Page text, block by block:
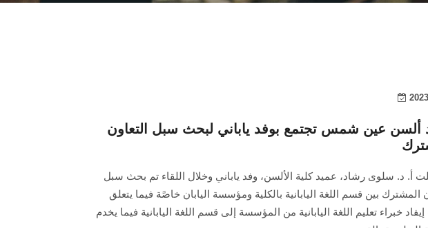
ألسن عين شمس تجتمع بوفد ياباني لبحث سبل التعاون
أ. د. سلوى رشاد، عميد كلية الألسن، وفد ياباني وخلال اللقاء تم بحث سبل
المشترك بين قسم اللغة اليابانية بالكلية ومؤسسة اليابان خاصًة فيما يتعلق
إيفاد خبراء تعليم اللغة اليابانية من المؤسسة إلى قسم اللغة اليابانية فيما يخدم